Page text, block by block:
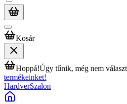
Kosár
Hoppá!Úgy tűnik, még nem
termékeinket!
HardverSzalon